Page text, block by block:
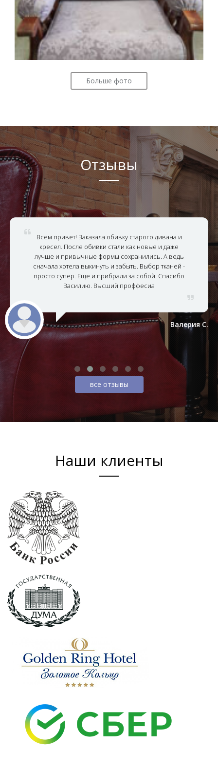
Больше фото
Отзывы
Всем привет! Заказала обивку старого дивана и
кресел. После обивки стали как новые и даже
лучше и привычные формы сохранились. А ведь
сначала хотела выкинуть и забыть. Выбор тканей -
просто супер. Еще и прибрали за собой. Спасибо
Василию. Высший проффесиа
Валерия С.
все отзывы
Наши клиенты